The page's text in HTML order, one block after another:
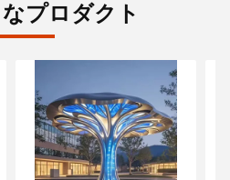
プロダクト